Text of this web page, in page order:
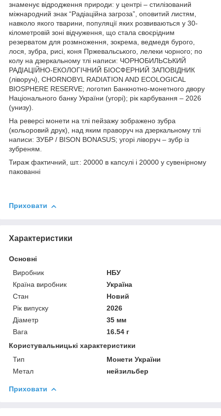
знаменує відродження природи: у центрі – стилізований
міжнародний знак “Радіаційна загроза”, оповитий листям,
навколо якого тварини, популяції яких розвиваються у 30-
кілометровій зоні відчуження, що стала своєрідним
резерватом для розмноження, зокрема, ведмедя бурого,
лося, зубра, рисі, коня Пржевальського, лелеки чорного; по
колу на дзеркальному тлі написи: ЧОРНОБИЛЬСЬКИЙ
РАДІАЦІЙНО-ЕКОЛОГІЧНИЙ БІОСФЕРНИЙ ЗАПОВІДНИК
(ліворуч), CHORNOBYL RADIATION AND ECOLOGICAL
BIOSPHERE RESERVE; логотип Банкнотно-монетного двору
Національного банку України (угорі); рік карбування – 2026
(унизу).
На реверсі монети на тлі пейзажу зображено зубра
(кольоровий друк), над яким праворуч на дзеркальному тлі
написи: ЗУБР / BISON BONASUS; угорі ліворуч – зубр із
зубреням.
Тираж фактичний, шт.: 20000 в капсулі і 20000 у сувенірному
пакованні
Приховати
Характеристики
Основні
Виробник
НБУ
Країна виробник
Україна
Стан
Новий
Рік випуску
2026
Діаметр
35 мм
Вага
16.54 г
Користувальницькі характеристики
Тип
Монети України
Метал
нейзильбер
Приховати